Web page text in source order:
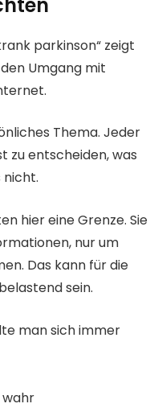
parkinson“ zeigt
Umgang mit
Thema. Jeder
zu entscheiden, was
hier eine Grenze. Sie
nur um
Das kann für die
sein.
man sich immer